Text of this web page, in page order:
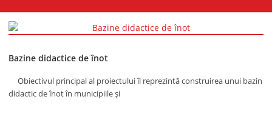
Bazine didactice de înot
Obiectivul principal al proiectului îl reprezintă construirea unui bazin
didactic de înot în municipiile și